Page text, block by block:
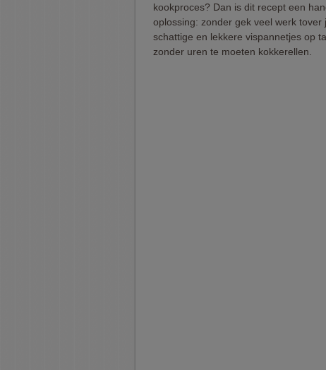
kookproces? Dan is dit recept een
oplossing: zonder gek veel werk tover
schattige en lekkere vispannetjes op
zonder uren te moeten kokkerellen.